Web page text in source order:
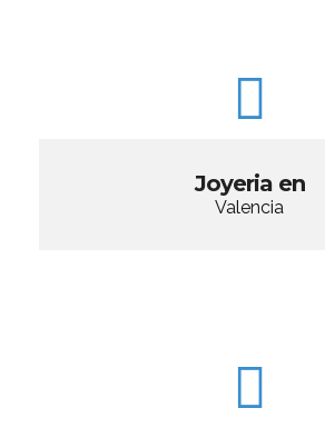
Joyeria en
Valencia